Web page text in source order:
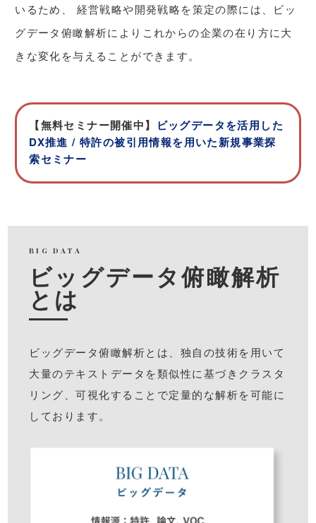
いるため、
経営戦略や開発戦略を策定の際には、ビッ
グデータ俯瞰解析によりこれからの企業の在り⽅に⼤
きな変化を与えることができます。
【無料セミナー開催中】 ビッグデータを活用した
DX推進 / 特許の被引用情報を用いた新規事業探
索セミナー
BIG DATA
ビッグデータ俯瞰解析
とは
ビッグデータ俯瞰解析とは、独⾃の技術を⽤いて
⼤量のテキストデータを類似性に基づきクラスタ
リング、可視化することで定量的な解析を可能に
しております。